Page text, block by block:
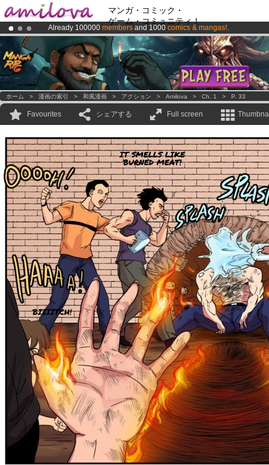
マンガ・コミック・
ゲーム・コミュニティ！
Already 100000 members and 1000 comics & mangas!.
AmilovaKickstarter is now LIVE!.
Premium membership from3.95 euros per month !Get membership
ホーム > 漫画の索引 > 和風漫画 > アクション > Amilova > Ch. 1 > P. 33
Favourites シェアする Full screen
IT SMELLS LIKE
BURNED MEAT!
BIIIITCH!